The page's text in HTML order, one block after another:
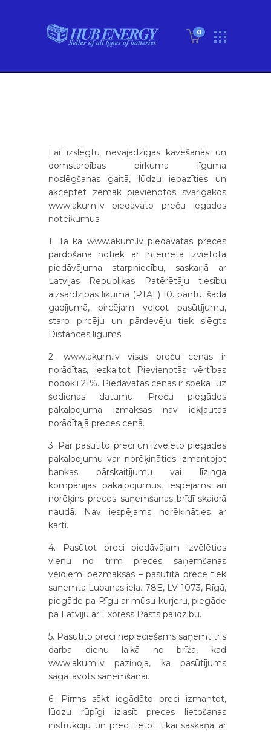
0
Lai izslēgtu nevajadzīgas kavēšanās un
domstarpības pirkuma līguma
noslēgšanas gaitā, lūdzu iepazīties un
akceptēt zemāk pievienotos svarīgākos
www.akum.lv piedāvāto preču iegādes
noteikumus.
1. Tā kā www.akum.lv piedāvātās preces
pārdošana notiek ar internetā izvietota
piedāvājuma starpniecību, saskaņā ar
Latvijas Republikas Patērētāju tiesību
aizsardzības likuma (PTAL) 10. pantu, šādā
gadījumā, pircējam veicot pasūtījumu,
starp pircēju un pārdevēju tiek slēgts
Distances līgums.
2. www.akum.lv visas preču cenas ir
norādītas, ieskaitot Pievienotās vērtības
nodokli 21%. Piedāvātās cenas ir spēkā uz
šodienas datumu. Preču piegādes
pakalpojuma izmaksas nav iekļautas
norādītajā preces cenā.
3. Par pasūtīto preci un izvēlēto piegādes
pakalpojumu var norēķināties izmantojot
bankas pārskaitījumu vai līzinga
kompānijas pakalpojumus, iespējams arī
norēķins preces saņemšanas brīdī skaidrā
naudā. Nav iespējams norēķināties ar
karti.
4. Pasūtot preci piedāvājam izvēlēties
vienu no trim preces saņemšanas
veidiem: bezmaksas – pasūtītā prece tiek
saņemta Lubanas iela. 78E, LV-1073, Rīgā,
piegāde pa Rīgu ar mūsu kurjeru, piegāde
pa Latviju ar Express Pasts palīdzību.
5. Pasūtīto preci nepieciešams saņemt trīs
darba dienu laikā no brīža, kad
www.akum.lv paziņoja, ka pasūtījums
sagatavots saņemšanai.
6. Pirms sākt iegādāto preci izmantot,
lūdzu rūpīgi izlasīt preces lietošanas
instrukciju un preci lietot tikai saskaņā ar